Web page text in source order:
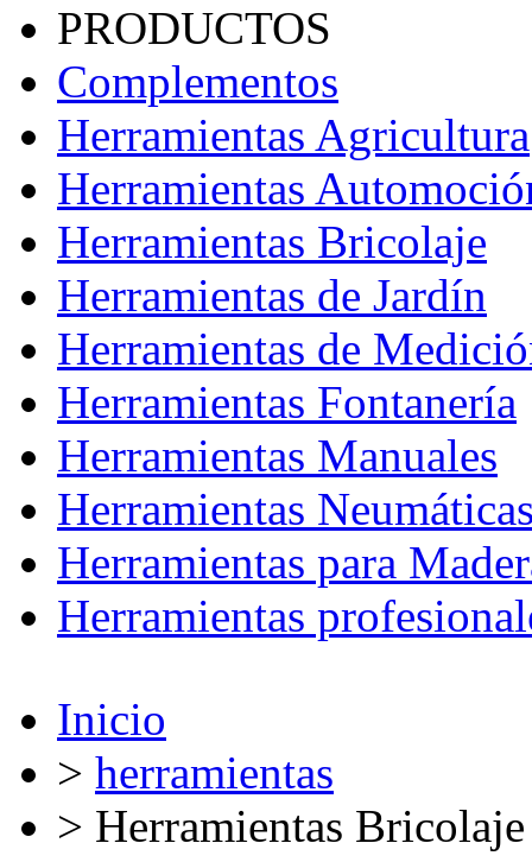
PRODUCTOS
Complementos
Herramientas Agricultura
Herramientas
Herramientas Bricolaje
Herramientas de Jardín
Herramientas de
Herramientas Fontanería
Herramientas Manuales
Herramientas
Herramientas para
Herramientas
Inicio
> herramientas
> Herramientas Bricolaje